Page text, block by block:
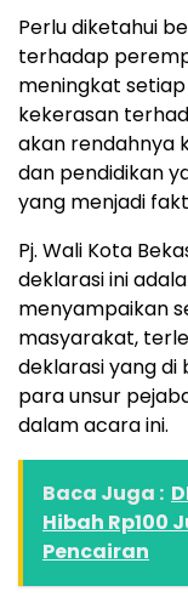
Perlu diketahui
terhadap
meningkat
kekerasan
akan rendahnya
dan pendidikan
yang menjadi
Pj. Wali Kota
deklarasi ini
menyampaikan
masyarakat,
deklarasi yang di
para unsur
dalam acara ini.
Baca Juga :
Hibah Rp100
Pencairan